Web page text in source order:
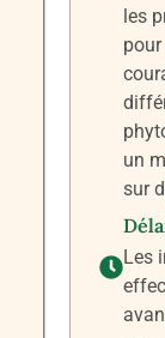
les
un
sur
Les